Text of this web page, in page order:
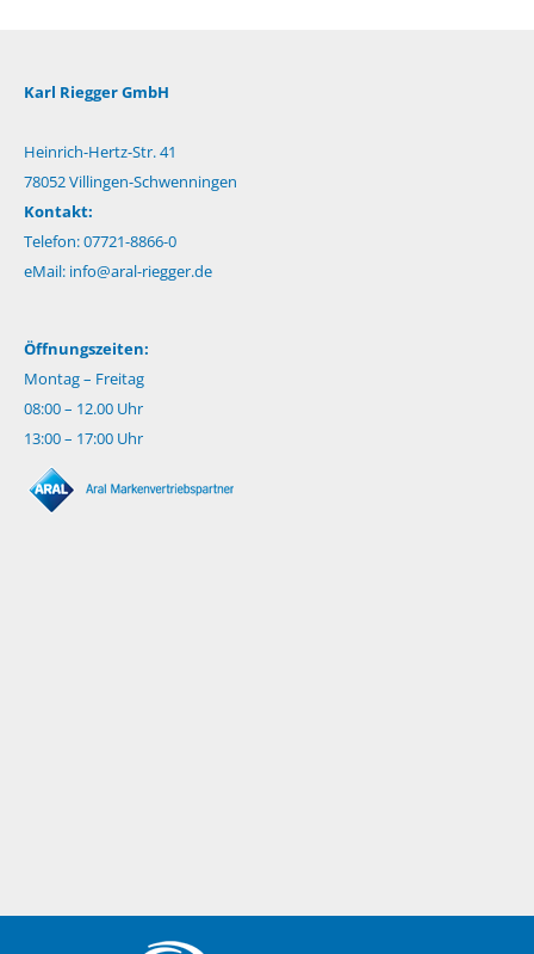
Karl Riegger GmbH
Heinrich-Hertz-Str. 41
78052 Villingen-Schwenningen
Kontakt:
Telefon: 07721-8866-0
eMail: info@aral-riegger.de
Öffnungszeiten:
Montag – Freitag
08:00 – 12.00 Uhr
13:00 – 17:00 Uhr